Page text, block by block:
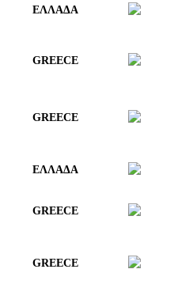
ΕΛΛΑΔΑ
GREECE
GREECE
ΕΛΛΑΔΑ
GREECE
GREECE